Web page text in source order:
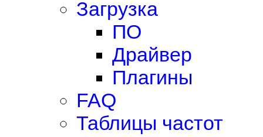
Загрузка
ПО
Драйвер
Плагины
FAQ
Таблицы частот